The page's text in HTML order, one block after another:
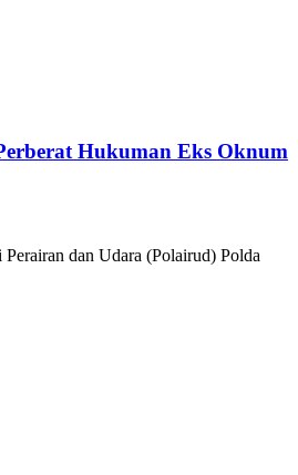
Hukuman Eks Oknum
Perairan dan Udara (Polairud) Polda